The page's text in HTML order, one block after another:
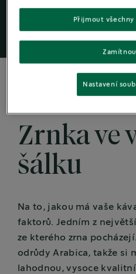
Zrnka ve
šálku
Na to, jakou má vaše
faktorů. Jedním z
ze kterého zrna
odrůdy Arabica, takže si
lahodnou, vysoce
Přijmout
Nastavení